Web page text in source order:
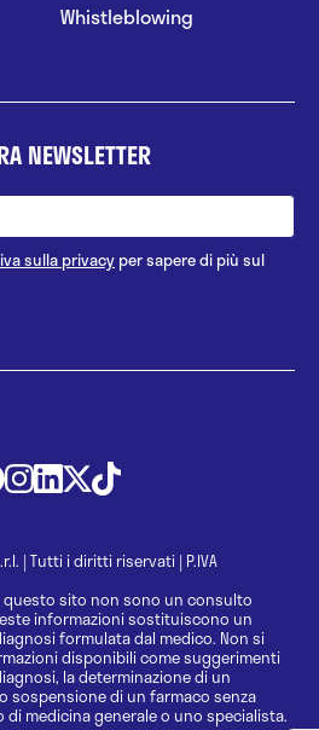
Whistleblowing
NEWSLETTER
sulla privacyper sapere di più sul
| Tutti i diritti riservati | P.IVA
sito non sono un consulto
informazioni sostituiscono un
formulata dal medico. Non si
disponibili come suggerimenti
la determinazione di un
sospensione di un farmaco senza
medicina generale o uno specialista.